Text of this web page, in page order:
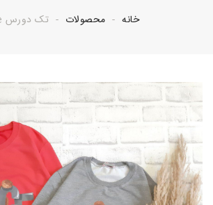
خانه محصولات تک دورس nice